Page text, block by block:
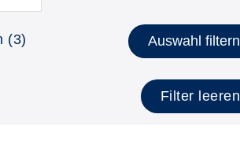
(3) Auswahl filtern
Filter leeren